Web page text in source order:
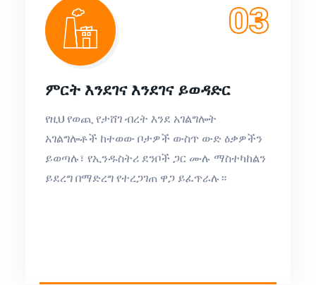
03
ምርት እንደገና እንደገና ይወዳድር
የዚህ የወጪ የታሸገ ብረት እንደ አገልግሎት
አገልግሎቶች ከተወው ቦታዎች ውስጥ ውድ ዕቃዎችን
ይወጣሉ፣ የኢንዱስትሪ ደንቦች ጋር ሙሉ ማስተካከልን
ይደረግ በማድረግ የተረጋገጠ ዋጋ ይፈጥራሉ።